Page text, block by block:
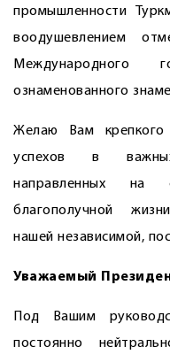
промышленности
воодушевлением
ознаменованного
Желаю Вам крепкого
успехов в
направленных на
благополучной
нашей независимой,
Уважаемый
Под Вашим
постоянно